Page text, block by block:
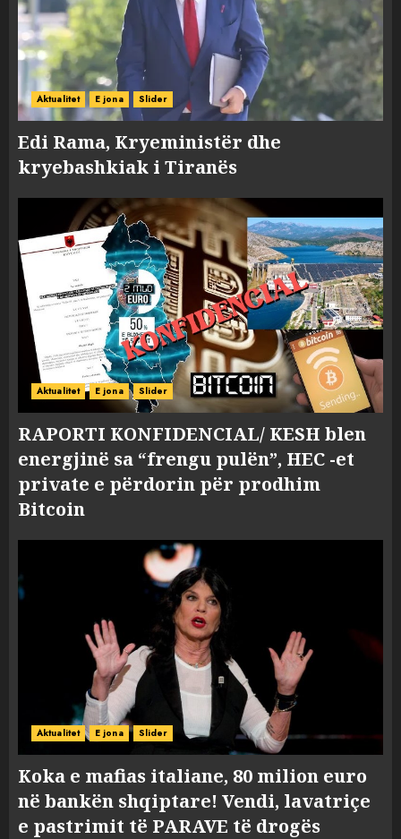
Aktualitet E jona Slider
Edi Rama, Kryeministër dhe
kryebashkiak i Tiranës
Aktualitet E jona Slider
RAPORTI KONFIDENCIAL/ KESH blen
energjinë sa “frengu pulën”, HEC -et
private e përdorin për prodhim
Bitcoin
Aktualitet E jona Slider
Koka e mafias italiane, 80 milion euro
në bankën shqiptare! Vendi, lavatriçe
e pastrimit të PARAVE të drogës